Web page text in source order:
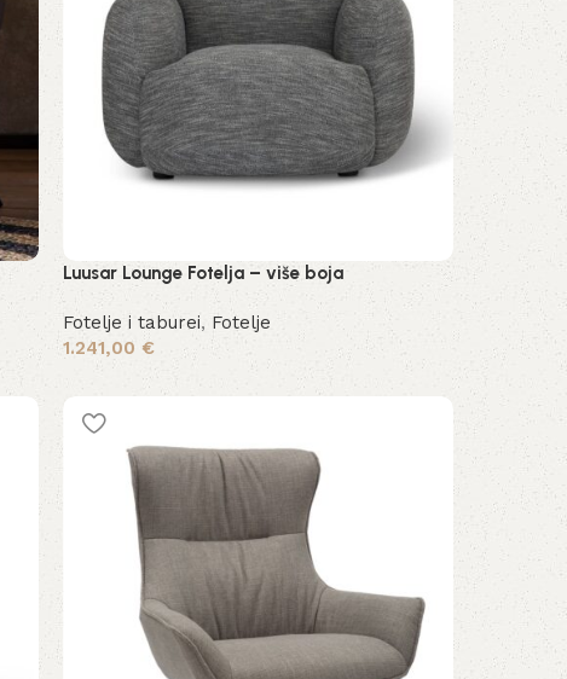
Luusar Lounge Fotelja – više boja
Fotelje i taburei, Fotelje
1.241,00 €
Odaberi opcije